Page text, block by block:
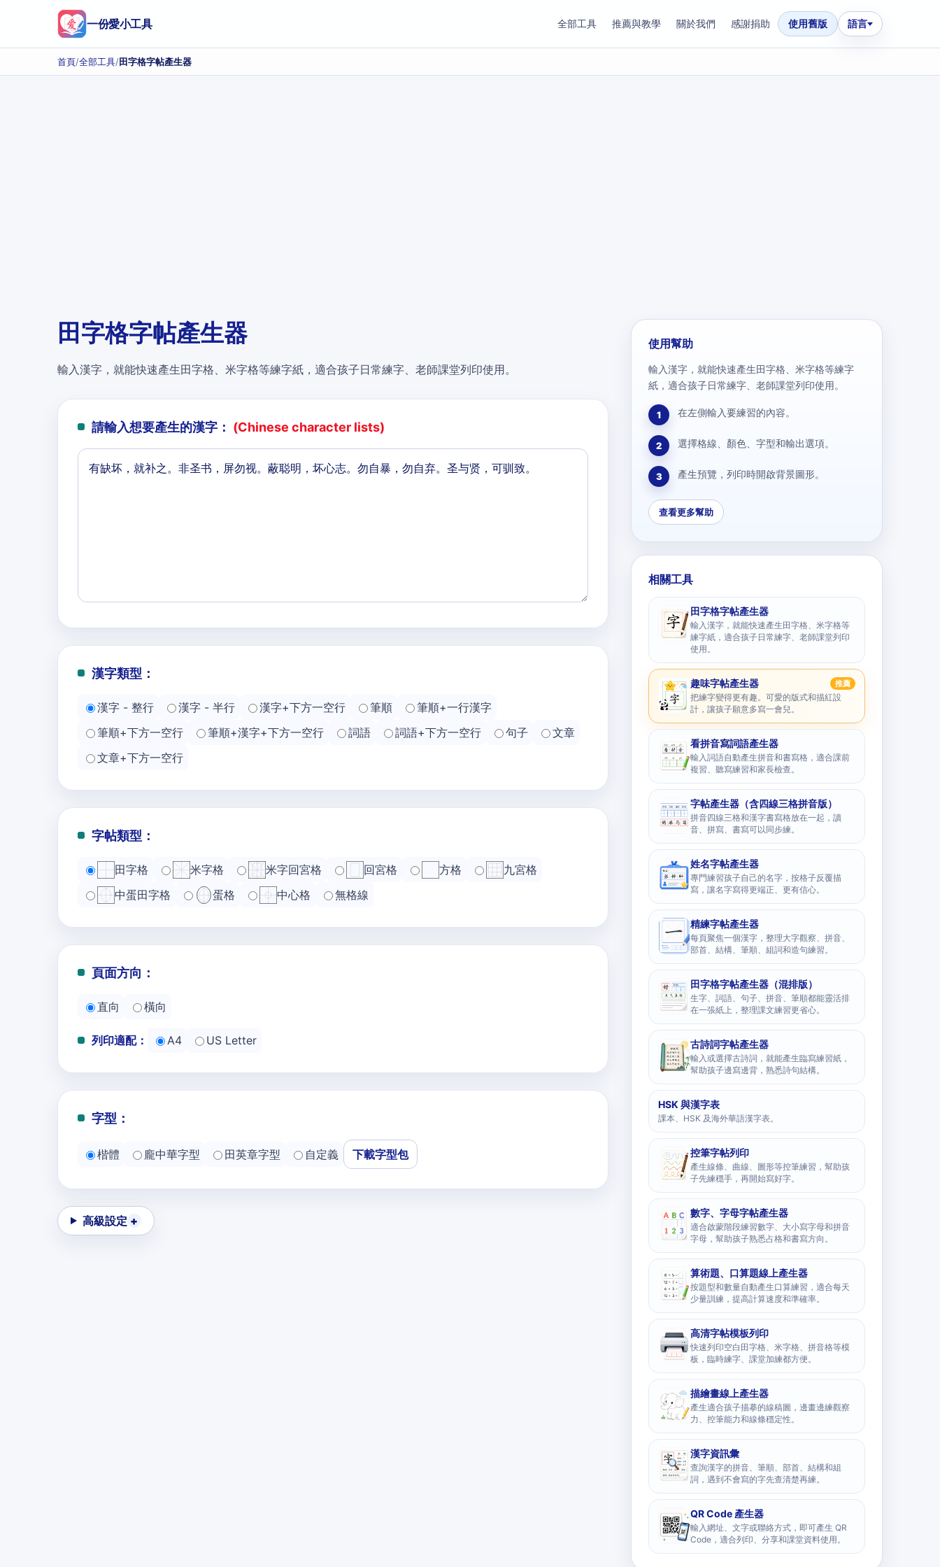
一份愛小工具 全部工具 推薦與教學 關於我們 感謝捐助 使用舊版 語言
首頁/全部工具/田字格字帖產生器
田字格字帖產生器
輸入漢字，就能快速產生田字格、米字格等練字紙，適合孩子日常練字、老師課堂列印使用。
請輸入想要產生的漢字： (Chinese character lists)
漢字類型：
漢字 - 整行 漢字 - 半行 漢字+下方一空行 筆順
筆順+一行漢字
筆順+下方一空行
筆順+漢字+下方一空行 詞語 詞語+下方一空行 句子
文章
文章+下方一空行
字帖類型：
田字格 米字格 米字回宮格 回宮格 方格
九宮格
中蛋田字格
蛋格 中心格 無格線
頁面方向：
直向 橫向
列印適配： A4 US Letter
字型：
楷體 龐中華字型 田英章字型 自定義 下載字型包
高級設定
使用幫助
輸入漢字，就能快速產生田字格、米字格等練字
紙，適合孩子日常練字、老師課堂列印使用。
1 在左側輸入要練習的內容。
2 選擇格線、顏色、字型和輸出選項。
3 產生預覽，列印時開啟背景圖形。
查看更多幫助
相關工具
田字格字帖產生器
輸入漢字，就能快速產生田字格、米字格等
練字紙，適合孩子日常練字、老師課堂列印
使用。
趣味字帖產生器 推薦
把練字變得更有趣。可愛的版式和描紅設
計，讓孩子願意多寫一會兒。
看拼音寫詞語產生器
輸入詞語自動產生拼音和書寫格，適合課前
複習、聽寫練習和家長檢查。
字帖產生器（含四線三格拼音版）
拼音四線三格和漢字書寫格放在一起，讀
音、拼寫、書寫可以同步練。
姓名字帖產生器
專門練習孩子自己的名字，按格子反覆描
寫，讓名字寫得更端正、更有信心。
精練字帖產生器
每頁聚焦一個漢字，整理大字觀察、拼音、
部首、結構、筆順、組詞和造句練習。
田字格字帖產生器（混排版）
生字、詞語、句子、拼音、筆順都能靈活排
在一張紙上，整理課文練習更省心。
古詩詞字帖產生器
輸入或選擇古詩詞，就能產生臨寫練習紙，
幫助孩子邊寫邊背，熟悉詩句結構。
HSK 與漢字表
課本、HSK 及海外華語漢字表。
控筆字帖列印
產生線條、曲線、圖形等控筆練習，幫助孩
子先練穩手，再開始寫好字。
數字、字母字帖產生器
適合啟蒙階段練習數字、大小寫字母和拼音
字母，幫助孩子熟悉占格和書寫方向。
算術題、口算題線上產生器
按題型和數量自動產生口算練習，適合每天
少量訓練，提高計算速度和準確率。
高清字帖模板列印
快速列印空白田字格、米字格、拼音格等模
板，臨時練字、課堂加練都方便。
描繪畫線上產生器
產生適合孩子描摹的線稿圖，邊畫邊練觀察
力、控筆能力和線條穩定性。
漢字資訊彙
查詢漢字的拼音、筆順、部首、結構和組
詞，遇到不會寫的字先查清楚再練。
QR Code 產生器
輸入網址、文字或聯絡方式，即可產生 QR
Code，適合列印、分享和課堂資料使用。